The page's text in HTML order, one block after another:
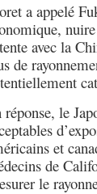
a appelé
avec la
de
réponse, le
et
de
le